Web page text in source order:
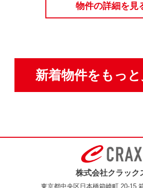
物件の詳細を見
新着物件をもっと
株式会社クラック
東京都中央区日本橋箱崎町 20-15